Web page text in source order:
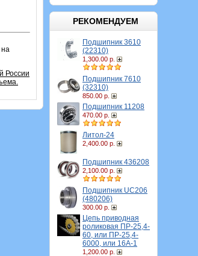
РЕКОМЕНДУЕМ
Подшипник 3610
(22310)
1,300.00 р.
Подшипник 7610
(32310)
850.00 р.
Подшипник 11208
470.00 р.
Литол-24
2,400.00 р.
Подшипник 436208
2,100.00 р.
Подшипник UC206
(480206)
300.00 р.
Цепь приводная
роликовая ПР-25,4-
60, или ПР-25,4-
6000, или 16A-1
1,200.00 р.
на
России